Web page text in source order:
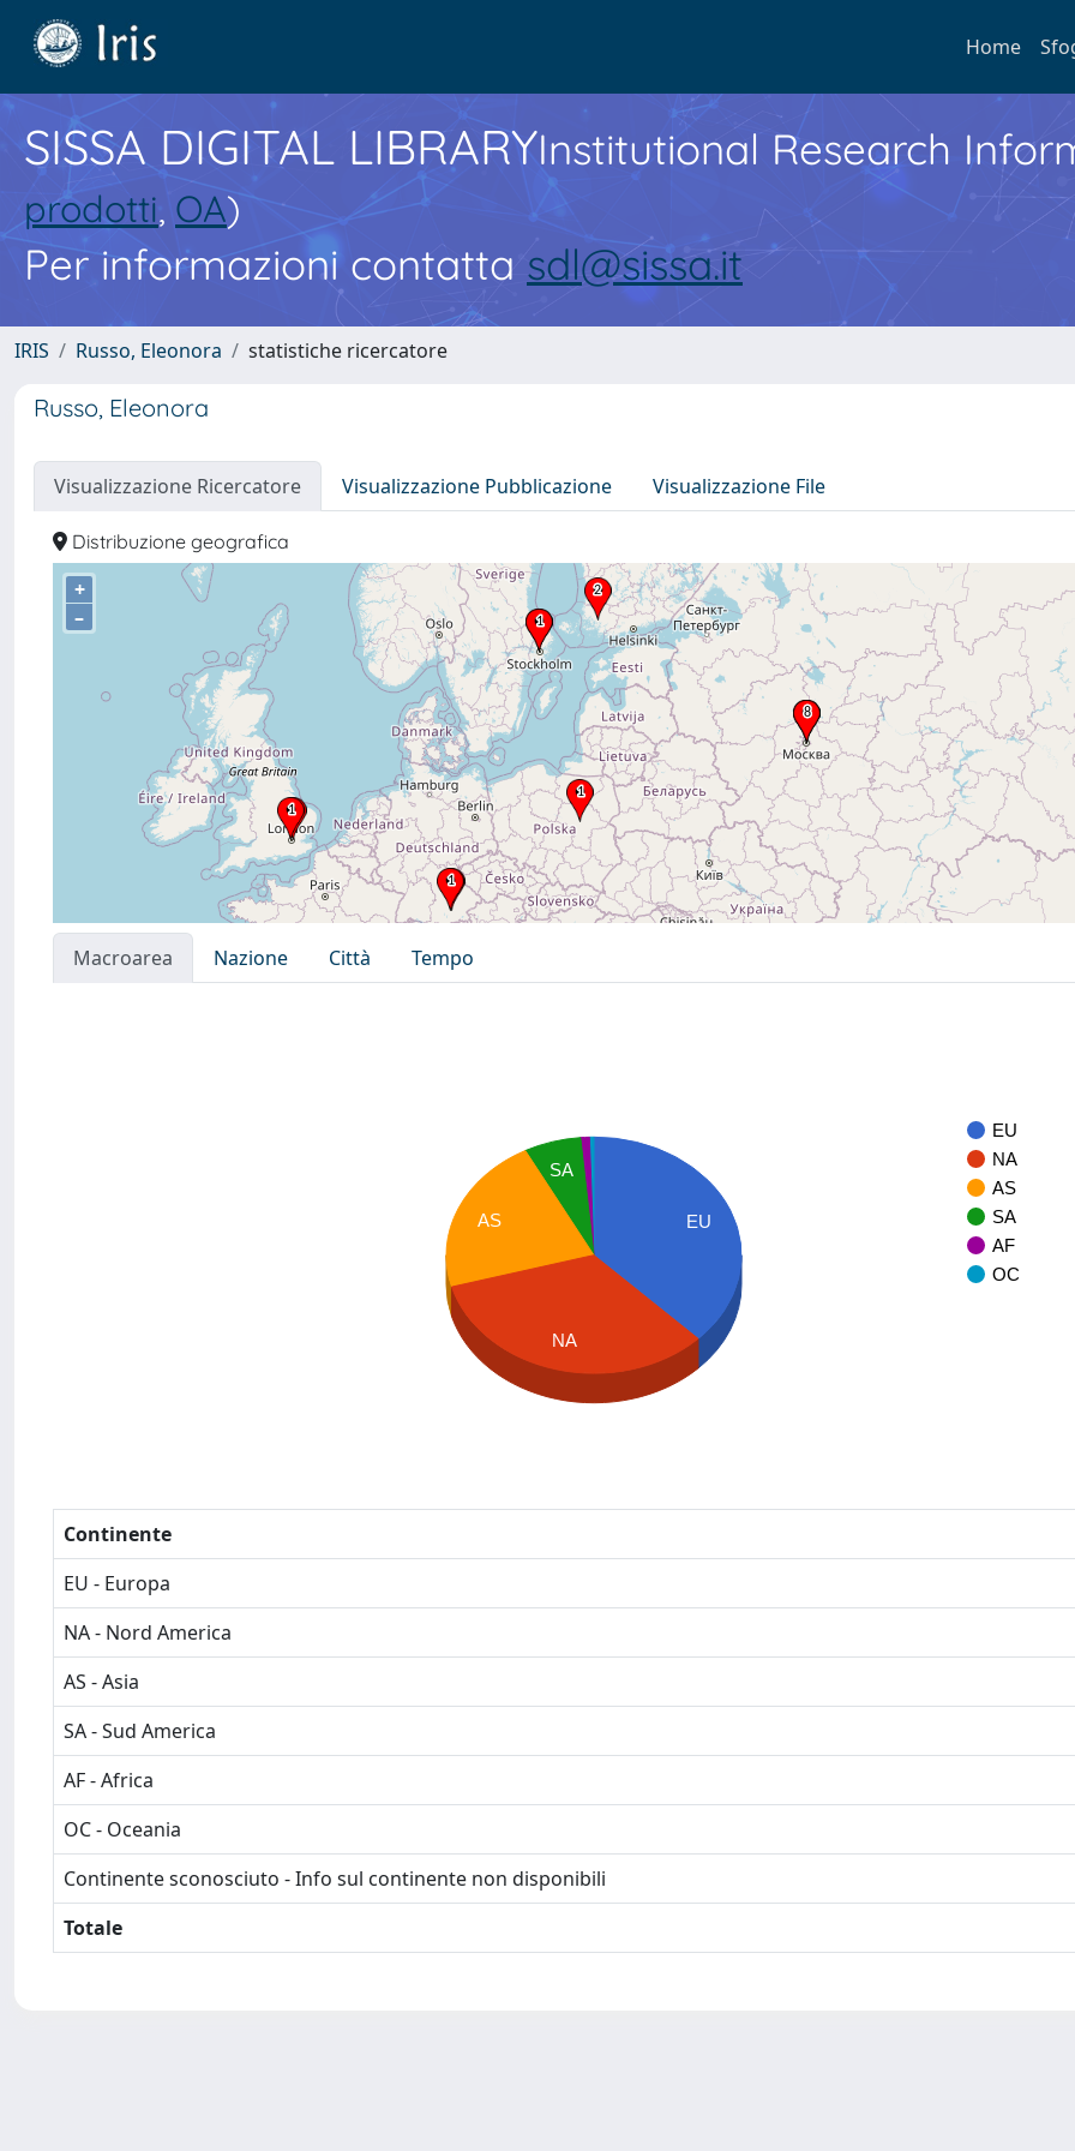
Home
SISSA DIGITAL LIBRARYInstitutional Research
prodotti, OA)
Per informazioni contatta sdl@sissa.it
IRIS Russo, Eleonora statistiche ricercatore
Russo, Eleonora
Visualizzazione Ricercatore Visualizzazione Pubblicazione Visualizzazione File
Distribuzione geografica
+
–
Macroarea Nazione Città Tempo
EU
NA
AS
SA
AF
OC
EU
SA
AS
NA
Continente
EU - Europa
NA - Nord America
AS - Asia
SA - Sud America
AF - Africa
OC - Oceania
Continente sconosciuto - Info sul continente non disponibili
Totale